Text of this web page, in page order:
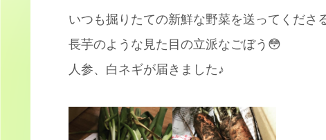
いつも掘りたての新鮮な野菜を送ってくださ
長芋のような見た目の立派なごぼう😳
人参、白ネギが届きました♪